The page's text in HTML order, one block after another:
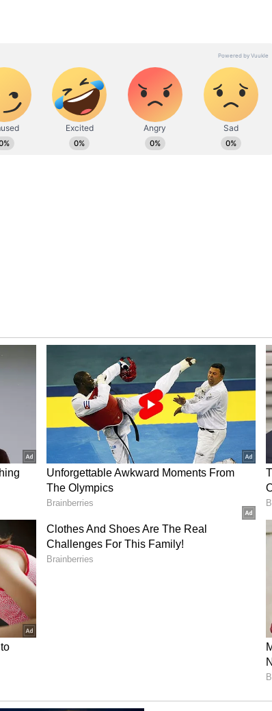
வேண்டும் என பாஜக களம்
மீண்டும் திமுகவுக்கு சென்று சரணடைய
ஏற்பட்டுள்ளது என தெரிவித்தார்.
கேள்விக்கு பதில் அளித்த அவர்,
குரல் கொடுக்க வேண்டும் என்பதை திரும்ப
சாமானியவர்களா? ரோட்டில்
எதற்கு எடுத்தாலும் நடிகர்கள் தான்
வெளியே வரவேண்டும். அவர்கள் ஒரு
இன்றைக்கு நடிகர்களின்